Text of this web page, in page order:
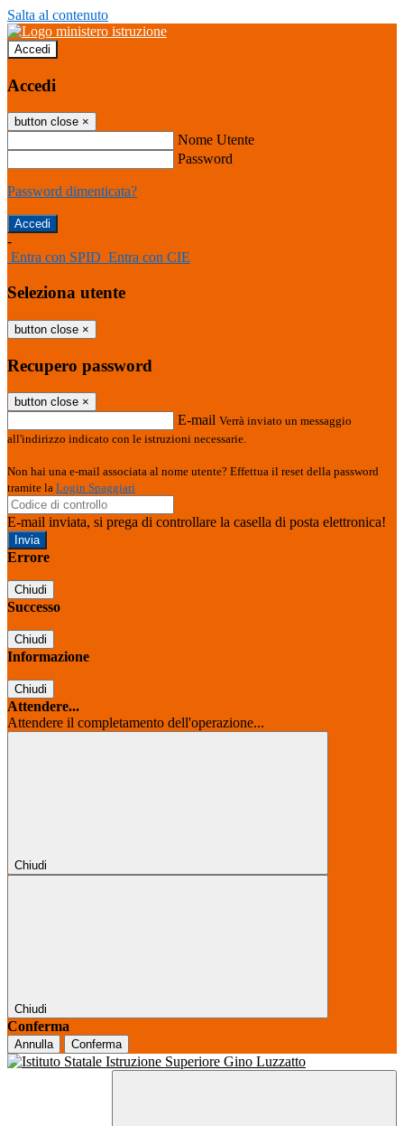
Salta al contenuto
Accedi
Accedi
button close ×
Nome Utente
Password
Password dimenticata?
-
Entra con SPID Entra con CIE
Seleziona utente
button close ×
Recupero password
button close ×
E-mail Verrà inviato un messaggio
all'indirizzo indicato con le istruzioni necessarie.
Non hai una e-mail associata al nome utente? Effettua il reset della password
tramite la Login Spaggiari
E-mail inviata, si prega di controllare la casella di posta elettronica!
Errore
Chiudi
Successo
Chiudi
Informazione
Chiudi
Attendere...
Attendere il completamento dell'operazione...
Chiudi
Chiudi
Conferma
Annulla Conferma